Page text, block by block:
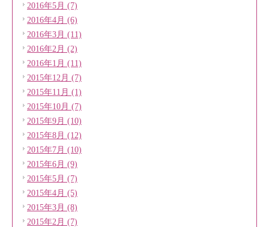
2016年5月 (7)
2016年4月 (6)
2016年3月 (11)
2016年2月 (2)
2016年1月 (11)
2015年12月 (7)
2015年11月 (1)
2015年10月 (7)
2015年9月 (10)
2015年8月 (12)
2015年7月 (10)
2015年6月 (9)
2015年5月 (7)
2015年4月 (5)
2015年3月 (8)
2015年2月 (7)